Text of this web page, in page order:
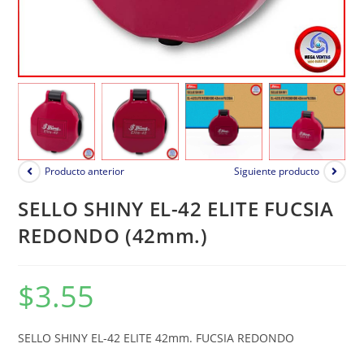
Producto anterior Siguiente producto
SELLO SHINY EL-42 ELITE FUCSIA
REDONDO (42mm.)
$3.55
SELLO SHINY EL-42 ELITE 42mm. FUCSIA REDONDO